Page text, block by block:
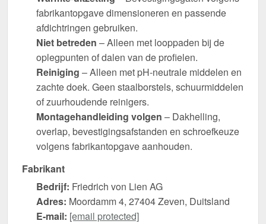
fabrikantopgave dimensioneren en passende
afdichtringen gebruiken.
Niet betreden – Alleen met looppaden bij de
oplegpunten of dalen van de profielen.
Reiniging – Alleen met pH-neutrale middelen en
zachte doek. Geen staalborstels, schuurmiddelen
of zuurhoudende reinigers.
Montagehandleiding volgen – Dakhelling,
overlap, bevestigingsafstanden en schroefkeuze
volgens fabrikantopgave aanhouden.
Fabrikant
Bedrijf: Friedrich von Lien AG
Adres: Moordamm 4, 27404 Zeven, Duitsland
E-mail: [email protected]